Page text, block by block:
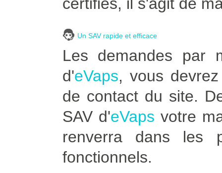
Un SAV rapide et efficace
Les demandes par
d'eVaps, vous
de contact du site.
SAV d'eVaps votre
renverra dans les
fonctionnels.